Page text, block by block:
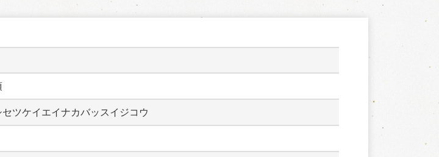
ツケイエイナカバッスイジコウ